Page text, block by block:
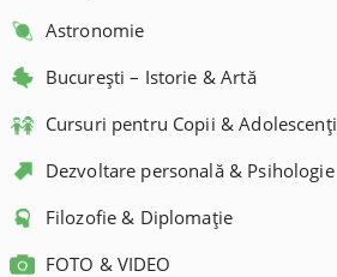
Astronomie
București – Istorie & Artă
Cursuri pentru Copii & Adolescenți
Dezvoltare personală & Psihologie
Filozofie & Diplomație
FOTO & VIDEO